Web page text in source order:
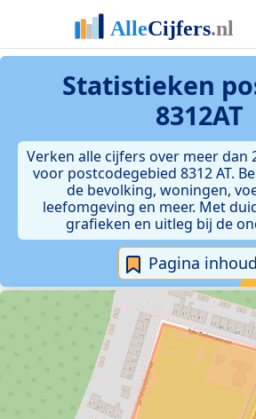
Statistieken
8312AT
Verken alle cijfers over meer dan
voor postcodegebied 8312 AT.
de bevolking, woningen,
leefomgeving en meer. Met
grafieken en uitleg bij de
Pagina